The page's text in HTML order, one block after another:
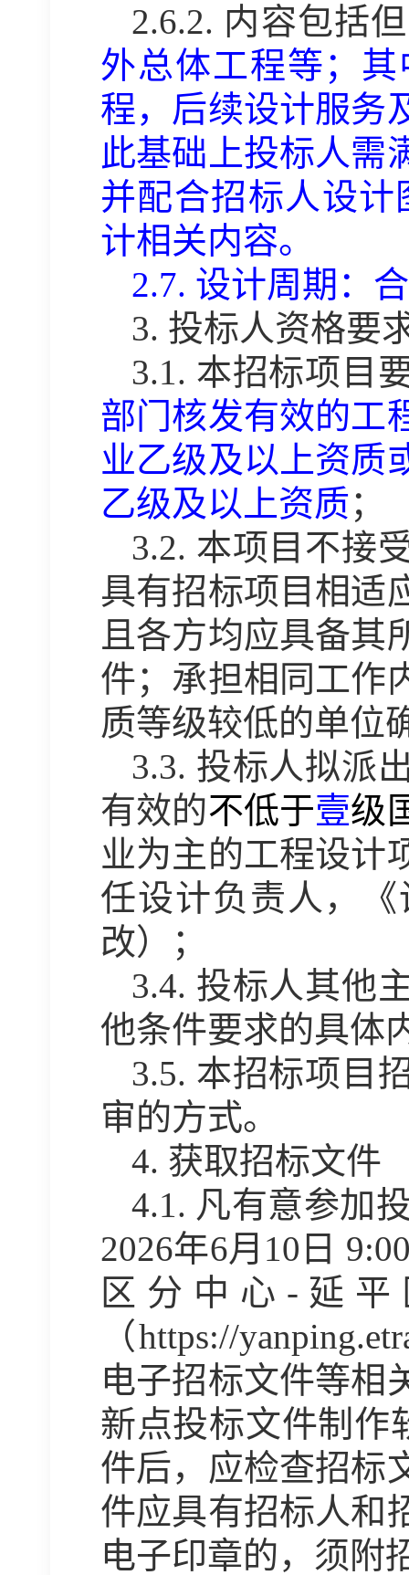
2.6.2. 内容包括
外总体工程等；
程，后续设计服务
此基础上投标人需
并配合招标人设
计相关内容。
2.7. 设计周期：
3. 投标人资格要
3.1. 本招标项目
部门核发有效的工
业乙级及以上资质
乙级及以上资质；
3.2. 本项目不接
具有招标项目相适
且各方均应具备其
件；承担相同工作
质等级较低的单位
3.3. 投标人拟派
有效的不低于壹级
业为主的工程设计
任设计负责人，
改）；
3.4. 投标人其他
他条件要求的具体
3.5. 本招标项目
审的方式。
4. 获取招标文件
4.1. 凡有意参加
2026年6月 10 日
区分中心 -延平
（https://
电子招标文件等相
新点投标文件制作
件后，应检查招标
件应具有招标人和
电子印章的，须附